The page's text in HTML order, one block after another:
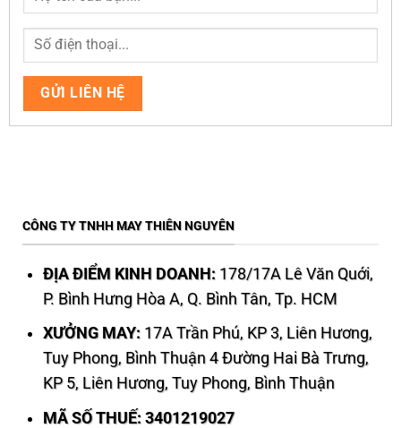
CÔNG TY TNHH MAY THIÊN NGUYÊN
ĐỊA ĐIỂM KINH DOANH: 178/17A Lê Văn Quới,
P. Bình Hưng Hòa A, Q. Bình Tân, Tp. HCM
XƯỞNG MAY: 17A Trần Phú, KP 3, Liên Hương,
Tuy Phong, Bình Thuận 4 Đường Hai Bà Trưng,
KP 5, Liên Hương, Tuy Phong, Bình Thuận
MÃ SỐ THUẾ: 3401219027